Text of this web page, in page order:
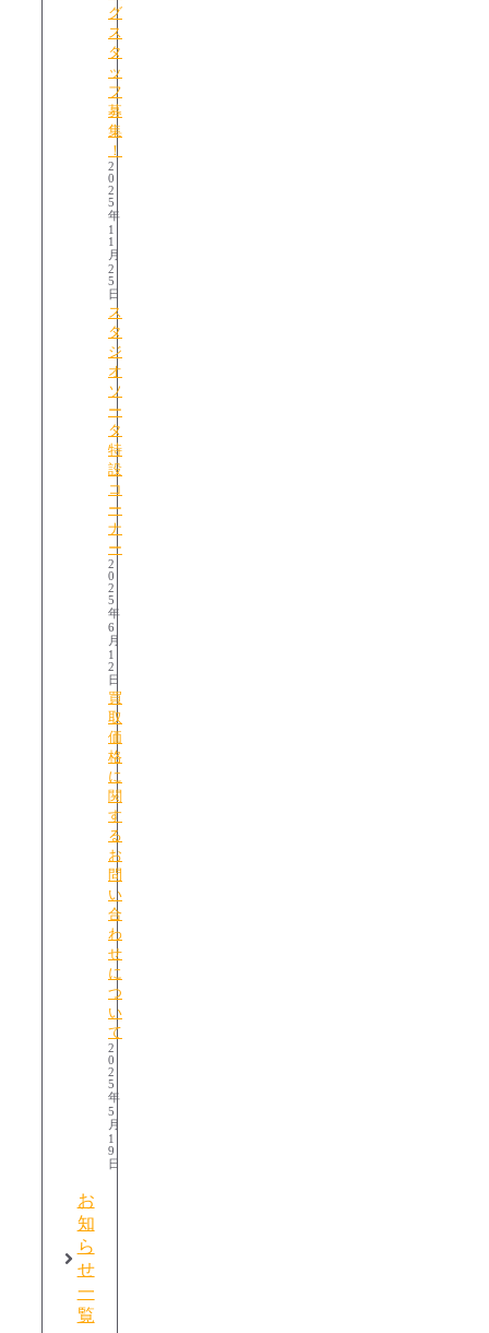
グ
ス
タ
ッ
フ
募
集
！
2
0
2
5
年
1
1
月
2
5
日
ス
タ
ジ
オ
ソ
ー
タ
特
設
コ
ー
ナ
ー
2
0
2
5
年
6
月
1
2
日
買
取
価
格
に
関
す
る
お
問
い
合
わ
せ
に
つ
い
て
2
0
2
5
年
5
月
1
9
日
お
知
ら
せ
一
覧